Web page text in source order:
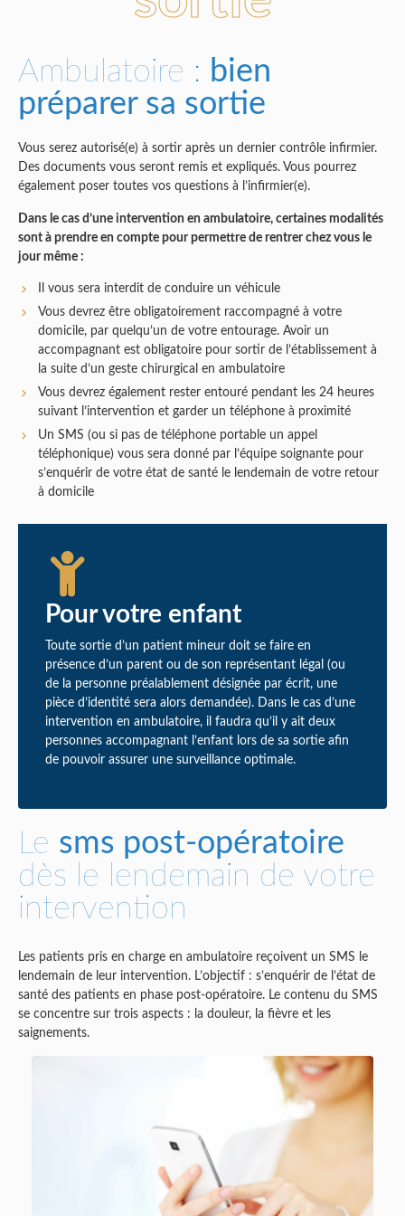
Ambulatoire : bien
préparer sa sortie
Vous serez autorisé(e) à sortir après un dernier contrôle infirmier.
Des documents vous seront remis et expliqués. Vous pourrez
également poser toutes vos questions à l’infirmier(e).
Dans le cas d’une intervention en ambulatoire, certaines modalités
sont à prendre en compte pour permettre de rentrer chez vous le
jour même :
Il vous sera interdit de conduire un véhicule
Vous devrez être obligatoirement raccompagné à votre
domicile, par quelqu’un de votre entourage. Avoir un
accompagnant est obligatoire pour sortir de l’établissement à
la suite d’un geste chirurgical en ambulatoire
Vous devrez également rester entouré pendant les 24 heures
suivant l’intervention et garder un téléphone à proximité
Un SMS (ou si pas de téléphone portable un appel
téléphonique) vous sera donné par l’équipe soignante pour
s’enquérir de votre état de santé le lendemain de votre retour
à domicile
Pour votre enfant
Toute sortie d’un patient mineur doit se faire en
présence d’un parent ou de son représentant légal (ou
de la personne préalablement désignée par écrit, une
pièce d’identité sera alors demandée). Dans le cas d’une
intervention en ambulatoire, il faudra qu’il y ait deux
personnes accompagnant l’enfant lors de sa sortie afin
de pouvoir assurer une surveillance optimale.
Le sms post-opératoire
dès le lendemain de votre
intervention
Les patients pris en charge en ambulatoire reçoivent un SMS le
lendemain de leur intervention. L’objectif : s’enquérir de l’état de
santé des patients en phase post-opératoire. Le contenu du SMS
se concentre sur trois aspects : la douleur, la fièvre et les
saignements.